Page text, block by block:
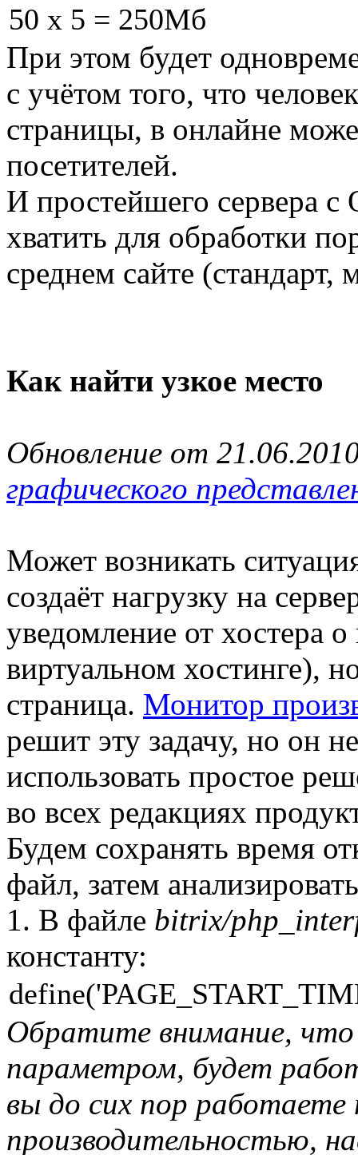
50 x 5 = 250Мб
При этом будет
с учётом того, что
страницы, в онлайне
посетителей.
И простейшего сервера
хватить для обработки
среднем сайте (стандарт,
Как найти узкое место
Обновление от
графического
Может возникать
создаёт нагрузку на
уведомление от хостера
виртуальном хостинге),
страница. Монитор
решит эту задачу, но он
использовать простое
во всех редакциях
Будем сохранять время
файл, затем
1. В файле bitrix/
константу:
Обратите внимание, что
параметром, будет
вы до сих пор работаете
производительностью,